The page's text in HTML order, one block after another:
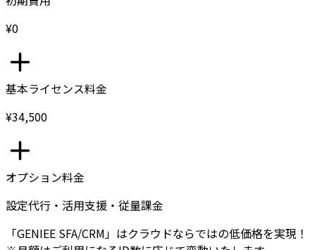
¥0
基本ライセンス料金
¥34,500
オプション料金
設定代行・活用支援・従量課金
「GENIEE SFA/CRM」はクラウドならではの低価格を実現！